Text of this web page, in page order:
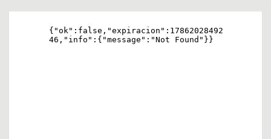
p